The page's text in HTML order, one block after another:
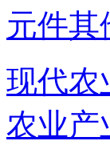
元件其
现代农
农业产